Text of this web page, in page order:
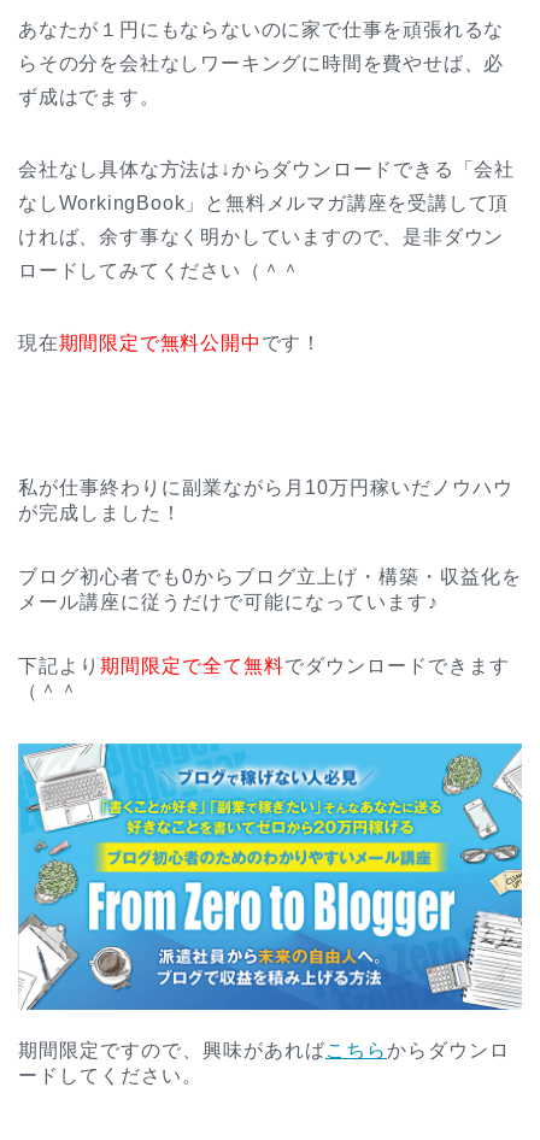
あなたが１円にもならないのに家で仕事を頑張れるな
らその分を会社なしワーキングに時間を費やせば、必
ず成はでます。
会社なし具体な方法は↓からダウンロードできる「会社
なしWorkingBook」と無料メルマガ講座を受講して頂
ければ、余す事なく明かしていますので、是非ダウン
ロードしてみてください（＾＾
現在期間限定で無料公開中 です！
私が仕事終わりに副業ながら月10万円稼いだノウハウ
が完成しました！
ブログ初心者でも0からブログ立上げ・構築・収益化を
メール講座に従うだけで可能になっています♪
下記より 期間限定で全て無料でダウンロードできます
（＾＾
期間限定ですので、興味があればこちらからダウンロ
ードしてください。